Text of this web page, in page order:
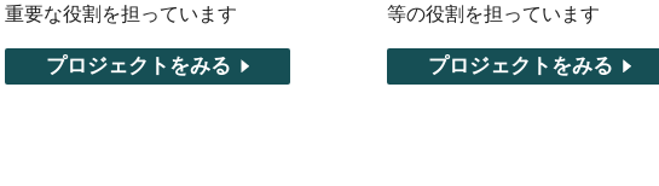
重要な役割を担っています
プロジェクトをみる
等の役割を担っています
プロジェクトをみる